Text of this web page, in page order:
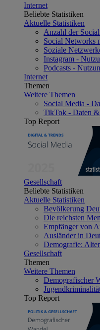
Internet
Beliebte Statistiken
Aktuelle Statistiken
Anzahl der
Social Networks
Soziale
Instagram -
Podcasts -
Internet
Themen
Weitere Themen
Social Media -
TikTok - Daten &
Top Report
Gesellschaft
Beliebte Statistiken
Aktuelle Statistiken
Bevölkerung
Die reichsten
Empfänger von
Ausländer in
Demografie:
Gesellschaft
Themen
Weitere Themen
Demografischer
Top Report